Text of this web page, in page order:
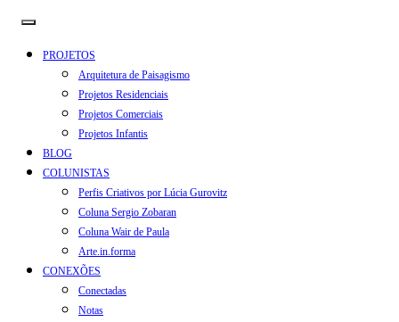
PROJETOS
Arquitetura de Paisagismo
Projetos Residenciais
Projetos Comerciais
Projetos Infantis
BLOG
COLUNISTAS
Perfis Criativos por Lúcia Gurovitz
Coluna Sergio Zobaran
Coluna Wair de Paula
Arte.in.forma
CONEXÕES
Conectadas
Notas